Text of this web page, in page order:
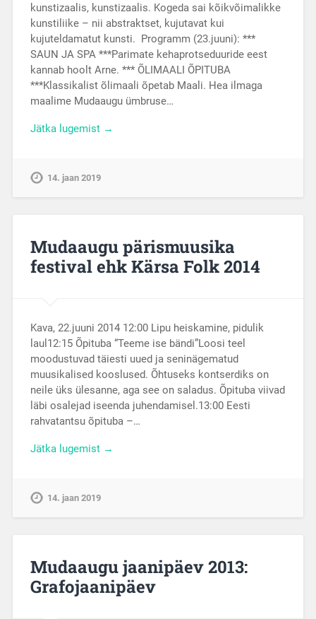
kunstizaalis, kunstizaalis. Kogeda sai kõikvõimalikke
kunstiliike – nii abstraktset, kujutavat kui
kujuteldamatut kunsti. Programm (23.juuni): ***
SAUN JA SPA ***Parimate kehaprotseduuride eest
kannab hoolt Arne. *** ÕLIMAALI ÕPITUBA
***Klassikalist õlimaali õpetab Maali. Hea ilmaga
maalime Mudaaugu ümbruse…
Jätka lugemist →
14. jaan 2019
Mudaaugu pärismuusika
festival ehk Kärsa Folk 2014
Kava, 22.juuni 2014 12:00 Lipu heiskamine, pidulik
laul12:15 Õpituba “Teeme ise bändi”Loosi teel
moodustuvad täiesti uued ja seninägematud
muusikalised kooslused. Õhtuseks kontserdiks on
neile üks ülesanne, aga see on saladus. Õpituba viivad
läbi osalejad iseenda juhendamisel.13:00 Eesti
rahvatantsu õpituba –…
Jätka lugemist →
14. jaan 2019
Mudaaugu jaanipäev 2013:
Grafojaanipäev